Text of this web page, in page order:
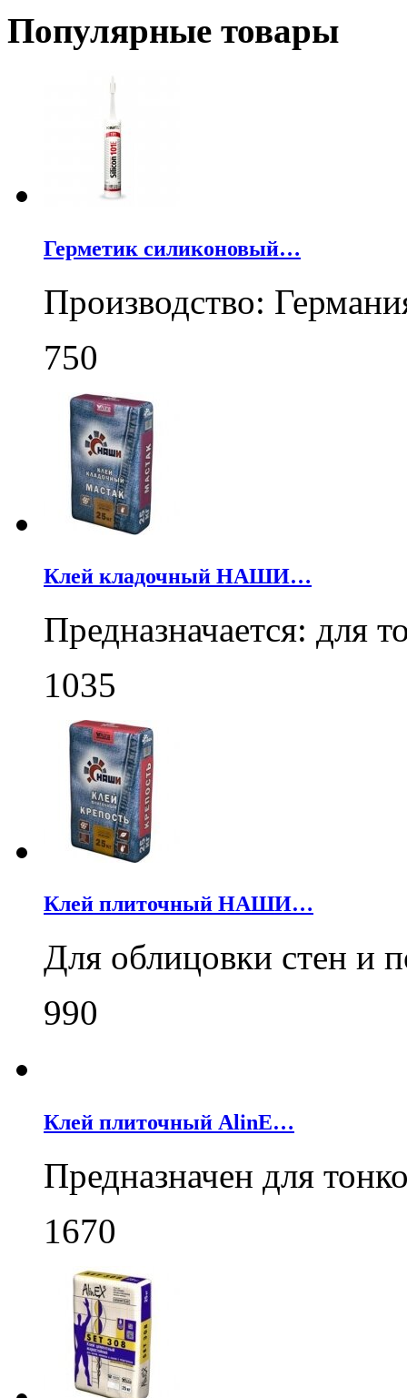
Популярные товары
Герметик силиконовый…
Производство:
750
Клей кладочный НАШИ…
Предназначается: для
1035
Клей плиточный НАШИ…
Для облицовки стен и
990
Клей плиточный AlinE…
Предназначен для
1670